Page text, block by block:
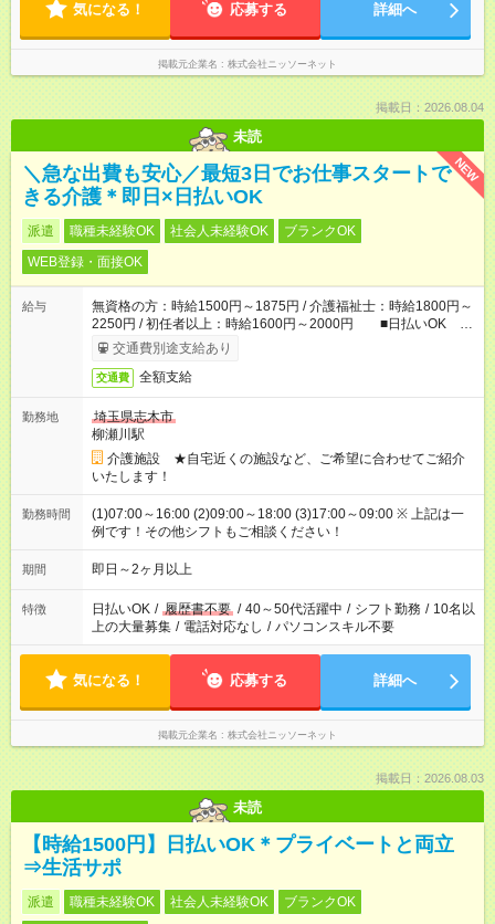
気になる！ 応募する 詳細へ
掲載元企業名 株式会社ニッソーネット
掲載日：2026.08.04
未読
NEW
＼急な出費も安心／最短3日でお仕事スタートで
きる介護＊即日×日払いOK
派遣 職種未経験OK 社会人未経験OK
ブランクOK
WEB登録・面接OK
給与
無資格の方：時給1500円～1875円 / 介護福祉士：時給1800円～
2250円 / 初任者以上：時給1600円～2000円 ■日払いOK ■
日収例：1万2000円（時給1500円×8h）
交通費別途支給あり
交通費 全額支給
勤務地
埼玉県志木市
柳瀬川駅
介護施設 ★自宅近くの施設など、ご希望に合わせてご紹介
いたします！
勤務時間
(1)07:00～16:00 (2)09:00～18:00 (3)17:00～09:00 ※ 上記は一
例です！その他シフトもご相談ください！
期間 即日～2ヶ月以上
特徴 日払いOK / 履歴書不要 / 40～50代活躍中 / シフト勤務 / 10名以
上の大量募集 / 電話対応なし / パソコンスキル不要
気になる！ 応募する 詳細へ
掲載元企業名 株式会社ニッソーネット
掲載日：2026.08.03
未読
【時給1500円】日払いOK＊プライベートと両立
⇒生活サポ
派遣 職種未経験OK 社会人未経験OK
ブランクOK